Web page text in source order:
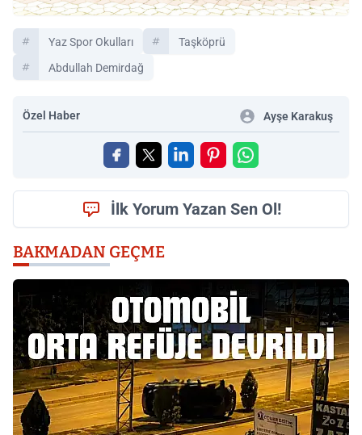
Yaz Spor Okulları
Taşköprü
Abdullah Demirdağ
Özel Haber Ayşe Karakuş
İlk Yorum Yazan Sen Ol!
BAKMADAN GEÇME